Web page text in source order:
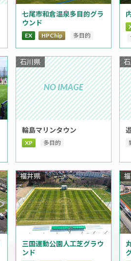
七尾市和倉温泉多目的グラ
ウンド
EX HPChip 多目的
輪島マリンタウン
石川県
XP 多目的
三国運動公園人工芝グラウ
ンド
福井県